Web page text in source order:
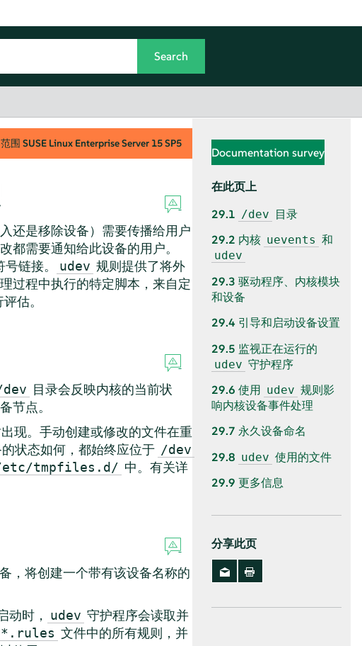
围 SUSE Linux Enterprise Server 15 SP5
还是移除设备）需要传播给用户
都需要通知给此设备的用户。
链接。 udev 规则提供了将外
过程中执行的特定脚本，来自定
估。
目录会反映内核的当前状
节点。
现。手动创建或修改的文件在重
状态如何，都始终应位于 /dev
tmpfiles.d/ 中。有关详
，将创建一个带有该设备名称的
动时， udev 守护程序会读取并
文件中的所有规则，并
Documentation survey
在此页上
29.1 /dev 目录
29.2 内核 uevents 和
udev
29.3 驱动程序、内核模块
和设备
29.4 引导和启动设备设置
29.5 监视正在运行的
udev 守护程序
29.6 使用 udev 规则影
响内核设备事件处理
29.7 永久设备命名
29.8 udev 使用的文件
29.9 更多信息
分享此页